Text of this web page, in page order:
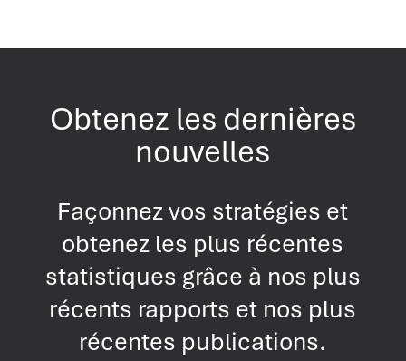
Obtenez les dernières
nouvelles
Façonnez vos stratégies et
obtenez les plus récentes
statistiques grâce à nos plus
récents rapports et nos plus
récentes publications.